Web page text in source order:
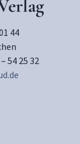
44
54 25 32